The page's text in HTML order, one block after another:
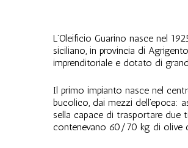
L’Oleificio Guarino nasce nel
siciliano, in provincia di
imprenditoriale e dotato di
Il primo impianto nasce nel
bucolico, dai mezzi dell’epoca:
sella capace di trasportare due
contenevano 60/70 kg di olive